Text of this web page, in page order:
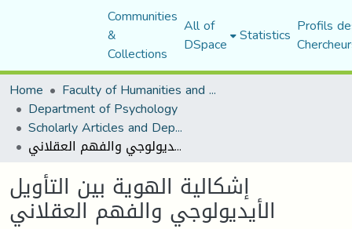
Communities
&
Collections
All of
DSpace Statistics Profils
Home
Faculty of Humanities and Social Sciences
Department of Psychology
Scholarly Articles and Department Publications
إشكالية الهوية بين التأويل الأيديولوجي والفهم العقلاني
إشكالية الهوية بين التأويل
الأيديولوجي والفهم العقلاني